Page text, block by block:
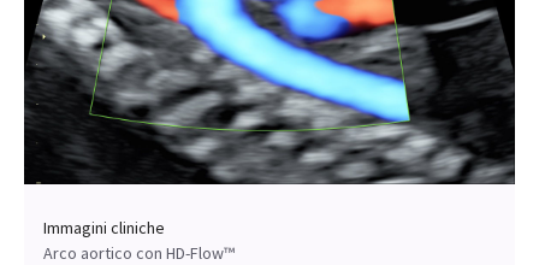
Immagini cliniche
Arco aortico con HD-Flow™